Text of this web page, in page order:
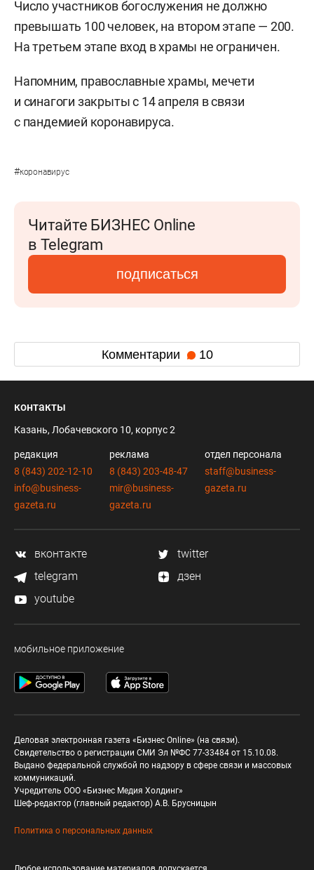
Число участников богослужения не должно
превышать 100 человек, на втором этапе — 200.
На третьем этапе вход в храмы не ограничен.
Напомним, православные храмы, мечети
и синагоги закрыты с 14 апреля в связи
с пандемией коронавируса.
#коронавирус
Читайте БИЗНЕС Online
в Telegram
подписаться
Комментарии 10
контакты
Казань, Лобачевского 10, корпус 2
редакция
8 (843) 202-12-10
info@business-
gazeta.ru
реклама
8 (843) 203-48-47
mir@business-
gazeta.ru
отдел персонала
staff@business-
gazeta.ru
вконтакте
twitter
telegram
дзен
youtube
мобильное приложение
Деловая электронная газета «Бизнес Online» (на связи).
Свидетельство о регистрации СМИ Эл №ФС 77-33484 от 15.10.08.
Выдано федеральной службой по надзору в сфере связи и массовых
коммуникаций.
Учредитель ООО «Бизнес Медия Холдинг»
Шеф-редактор (главный редактор) А.В. Брусницын
Политика о персональных данных